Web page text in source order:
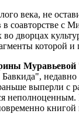
века, не
соавторстве с
дворцах
которой
Муравьевой
выперли с